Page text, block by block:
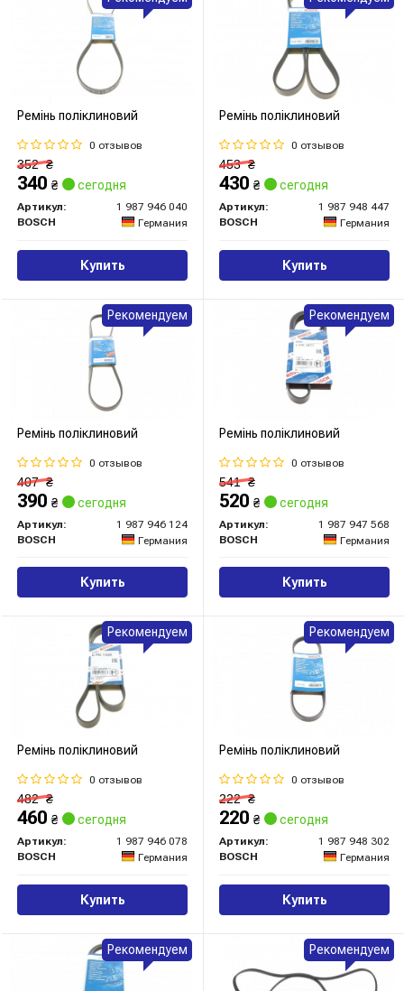
Ремінь поліклиновий
0 отзывов
352₴
340 ₴ сегодня
Артикул:
1 987 946 040
BOSCH
Германия
Купить
Ремінь поліклиновий
0 отзывов
453₴
430 ₴ сегодня
Артикул:
1 987 948 447
BOSCH
Германия
Купить
Ремінь поліклиновий
0 отзывов
407₴
390 ₴ сегодня
Артикул:
1 987 946 124
BOSCH
Германия
Купить
Рекомендуем
Ремінь поліклиновий
0 отзывов
541₴
520 ₴ сегодня
Артикул:
1 987 947 568
BOSCH
Германия
Купить
Рекомендуем
Ремінь поліклиновий
0 отзывов
482₴
460 ₴ сегодня
Артикул:
1 987 946 078
BOSCH
Германия
Купить
Рекомендуем
Ремінь поліклиновий
0 отзывов
222₴
220 ₴ сегодня
Артикул:
1 987 948 302
BOSCH
Германия
Купить
Рекомендуем
Рекомендуем Рекомендуем